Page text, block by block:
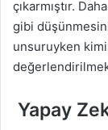
çıkarmıştır.
gibi
unsuruyken
Yapay